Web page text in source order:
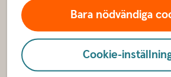
Bara nödvändiga
Cookie-
Om oss
Om Sparbanken Skåne